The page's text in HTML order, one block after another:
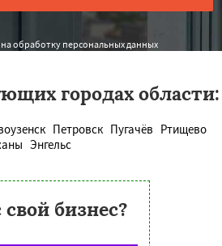
на обработку персональных данных
городах области:
Петровск Пугачёв Ртищево
Энгельс
свой бизнес?